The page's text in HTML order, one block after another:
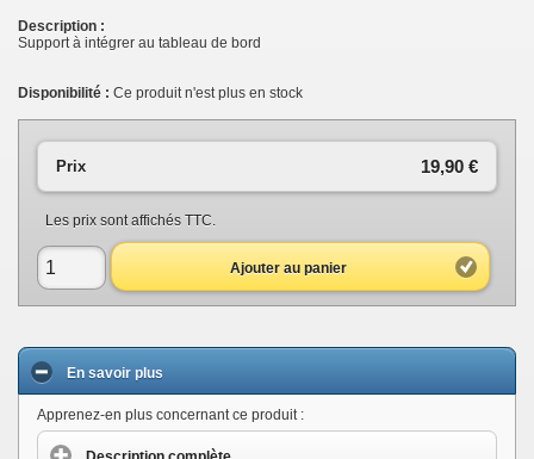
Description :
Support à intégrer au tableau de bord
Disponibilité : Ce produit n'est plus en stock
19,90 €
Prix
Les prix sont affichés TTC.
Ajouter au panier
En savoir plus
Apprenez-en plus concernant ce produit :